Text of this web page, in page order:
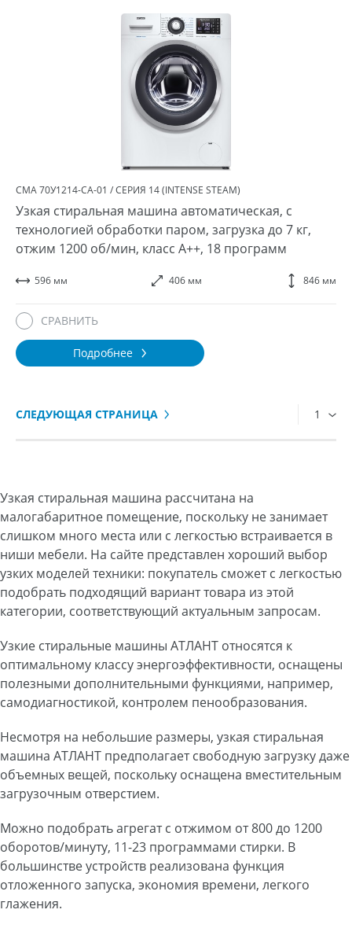
СМА 70У1214-СA-01 / СЕРИЯ 14 (INTENSE STEAM)
Узкая стиральная машина автоматическая, с
технологией обработки паром, загрузка до 7 кг,
отжим 1200 об/мин, класс A++, 18 программ
596 мм 406 мм 846 мм
Подробнее
СРАВНИТЬ
СЛЕДУЮЩАЯ СТРАНИЦА 1
Узкая стиральная машина рассчитана на
малогабаритное помещение, поскольку не занимает
слишком много места или с легкостью встраивается в
ниши мебели. На сайте представлен хороший выбор
узких моделей техники: покупатель сможет с легкостью
подобрать подходящий вариант товара из этой
категории, соответствующий актуальным запросам.
Узкие стиральные машины АТЛАНТ относятся к
оптимальному классу энергоэффективности, оснащены
полезными дополнительными функциями, например,
самодиагностикой, контролем пенообразования.
Несмотря на небольшие размеры, узкая стиральная
машина АТЛАНТ предполагает свободную загрузку даже
объемных вещей, поскольку оснащена вместительным
загрузочным отверстием.
Можно подобрать агрегат с отжимом от 800 до 1200
оборотов/минуту, 11-23 программами стирки. В
большинстве устройств реализована функция
отложенного запуска, экономия времени, легкого
глажения.